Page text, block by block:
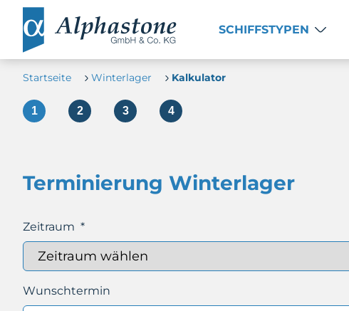
SCHIFFSTYPEN
Startseite Winterlager Kalkulator
Terminierung Winterlager
Zeitraum *
Wunschtermin